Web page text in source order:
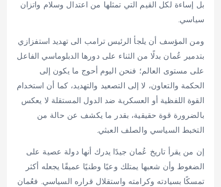
بل إساءة لكل القيم التي تمثلها من اعتدال وسلام واتزان
سياسي.
ومن المؤسف أن يلجأ الرئيس ترامب الى تهديد استفزازي
بتدمير عُمان بدلًا من الثناء على دورها الدبلوماسي الفاعل
على مستوى العالم؛ فنحن اليوم أحوج ما يكون إلى
الحكمة والتعاون، لا إلى التصعيد والتهديد، كما أن استخدام
القوة اللفظية أو العسكرية ضد الدول المستقلة لا يعكس
بالضرورة قوة حقيقية، بقدر ما يكشف عن حالة من
التخبط السياسي والصلف العبثي.
إن من يقرأ تاريخ عُمان جيدًا يدرك أنها دولة عصية على
الضغوط وأن شعبها يمتلك وعيًا وطنيًا عميقًا يجعله أكثر
تمسكًا بسيادته وكرامته واستقلال قراره السياسي. فعُمان